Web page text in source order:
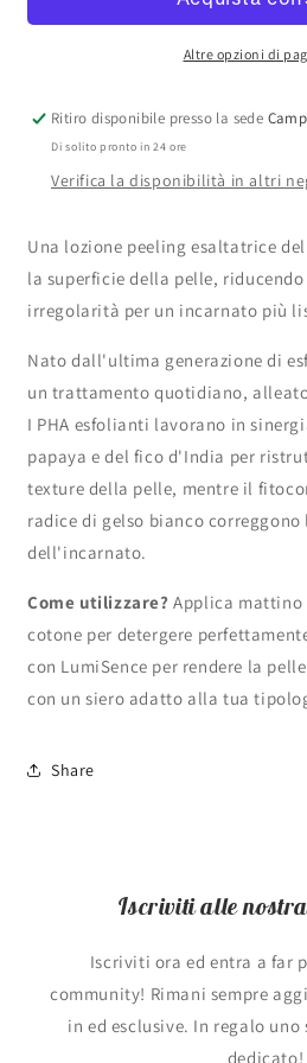
150ml
Altre opzioni di
Ritiro disponibile presso la sede
Di solito pronto in 24 ore
Verifica la disponibilità in altri
Una lozione peeling esaltatrice
la superficie della pelle,
irregolarità per un incarnato più
Nato dall'ultima generazione di
un trattamento quotidiano,
I PHA esfolianti lavorano in
papaya e del fico d'India per
texture della pelle, mentre il
radice di gelso bianco correggono
dell'incarnato.
Come utilizzare? Applica mattino
cotone per detergere
con LumiSence per rendere la
con un siero adatto alla tua
Share
Iscriviti alle
Iscriviti ora ed entra a far
community! Rimani sempre
in ed esclusive. In regalo
dedicato!